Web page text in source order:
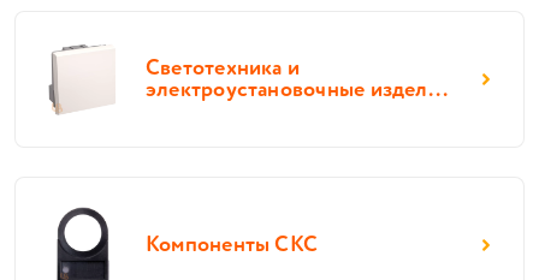
Светотехника и
электроустановочные издел...
Компоненты СКС